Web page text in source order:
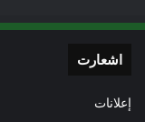
اشعارت
إعلانات